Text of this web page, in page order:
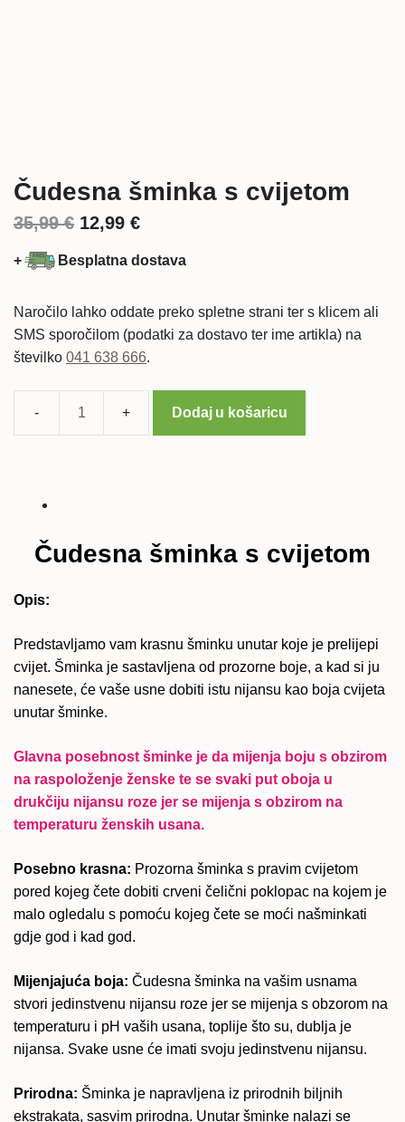
Čudesna šminka s cvijetom
35,99€ Izvorna
cijena
je:
35,99 €.
12,99 €Trenutna
cijena
12,99 €.
+ Besplatna dostava
Naročilo lahko oddate preko spletne strani ter s klicem ali
SMS sporočilom (podatki za dostavo ter ime artikla) na
številko 041 638 666.
Čudesna
Dodaj u košaricu
Čudesna šminka s cvijetom
Opis:
Predstavljamo vam krasnu šminku unutar koje je prelijepi
cvijet. Šminka je sastavljena od prozorne boje, a kad si ju
nanesete, će vaše usne dobiti istu nijansu kao boja cvijeta
unutar šminke.
Glavna posebnost šminke je da mijenja boju s obzirom
na raspoloženje ženske te se svaki put oboja u
drukčiju nijansu roze jer se mijenja s obzirom na
temperaturu ženskih usana.
Posebno krasna: Prozorna šminka s pravim cvijetom
pored kojeg čete dobiti crveni čelični poklopac na kojem je
malo ogledalu s pomoću kojeg čete se moći našminkati
gdje god i kad god.
Mijenjajuća boja: Čudesna šminka na vašim usnama
stvori jedinstvenu nijansu roze jer se mijenja s obzorom na
temperaturu i pH vaših usana, toplije što su, dublja je
nijansa. Svake usne će imati svoju jedinstvenu nijansu.
Prirodna: Šminka je napravljena iz prirodnih biljnih
ekstrakata, sasvim prirodna. Unutar šminke nalazi se